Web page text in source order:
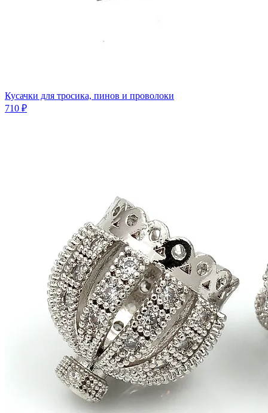
Кусачки для тросика, пинов и проволоки
710 ₽